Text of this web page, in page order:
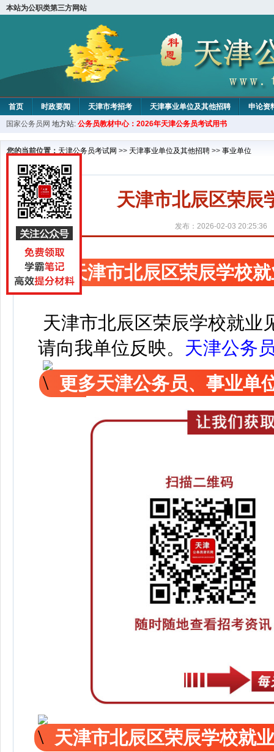
本站为公职类第三方网站
首页 时政要闻 天津市考招考 天津事业单位及其他招聘 申论资
教材中心
国家公务员网 地方站: 公务员教材中心：2026年天津公务员考试用书
您的当前位置： 天津公务员考试网 >> 天津事业单位及其他招聘 >> 事业单位
天津市北辰区荣辰
发布：2026-02-03 20:25:36
天津市北辰区荣辰学校
天津市北辰区荣辰学校就业
请向我单位反映。 天津公务
更多天津公务员、事业单
天津市北辰区荣辰学校就